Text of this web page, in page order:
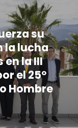
su
la lucha
la III
el 25º
Hombre